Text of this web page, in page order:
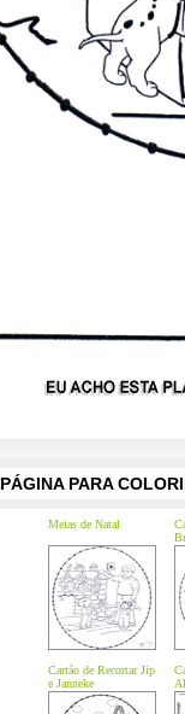
PÁGINA PARA
Meias de Natal
Cartão de Recortar Jip
e Janneke